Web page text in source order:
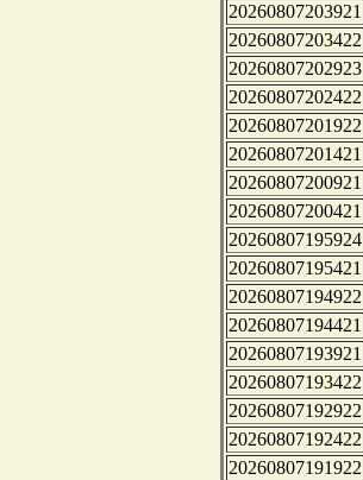
20260807203921
20260807203422
20260807202923
20260807202422
20260807201922
20260807201421
20260807200921
20260807200421
20260807195924
20260807195421
20260807194922
20260807194421
20260807193921
20260807193422
20260807192922
20260807192422
20260807191922